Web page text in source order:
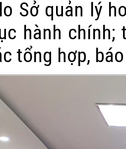
Sở quản lý
hành
tổng hợp,